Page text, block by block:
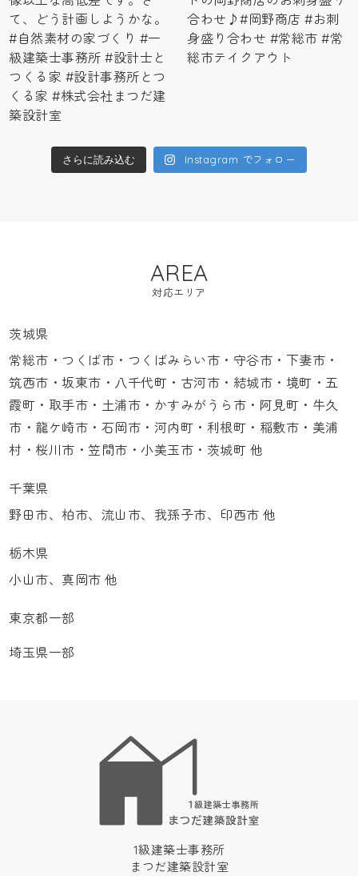
さらに読み込む Instagram でフォロー
AREA
対応エリア
茨城県
常総市・つくば市・つくばみらい市・守谷市・下妻市・
筑西市・坂東市・八千代町・古河市・結城市・境町・五
霞町・取手市・土浦市・かすみがうら市・阿見町・牛久
市・龍ケ崎市・石岡市・河内町・利根町・稲敷市・美浦
村・桜川市・笠間市・小美玉市・茨城町 他
千葉県
野田市、柏市、流山市、我孫子市、印西市 他
栃木県
小山市、真岡市 他
東京都一部
埼玉県一部
1級建築士事務所
まつだ建築設計室